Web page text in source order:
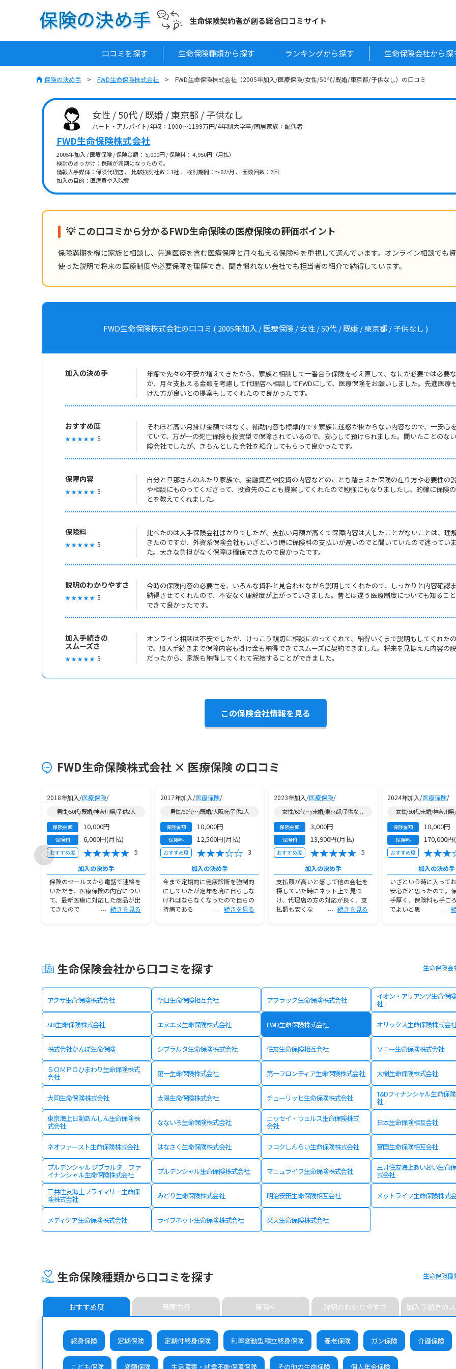
生命保険契約者が創る総合口コミサイト
口コミを探す 生命保険種類から探す ランキングから探す 生命保険会社から探
保険の決め手 FWD生命保険株式会社 FWD生命保険株式会社（2005年加入/医療保険/女性/50代/既婚/東京都/子供なし）の口コミ
女性 / 50代 / 既婚 / 東京都 / 子供なし
パート・アルバイト/年収：1000～1199万円/4年制大学卒/同居家族：配偶者
FWD生命保険株式会社
2005年加入 / 医療保険 / 保険金額： 5,000円 / 保険料： 4,950円（月払）
検討のきっかけ：保険が満期になったので。
情報入手媒体：保険代理店 、 比較検討社数：1社 、 検討期間：～6か月 、 面談回数：2回
加入の目的：医療費や入院費
💡 この口コミから分かるFWD生命保険の医療保険の評価ポイント
保険満期を機に家族と相談し、先進医療を含む医療保障と月々払える保険料を重視して選んでいます。オンライン相談でも
使った説明で将来の医療制度や必要保障を理解でき、聞き慣れない会社でも担当者の紹介で納得しています。
FWD生命保険株式会社の口コミ ( 2005年加入 / 医療保険 / 女性 / 50代 / 既婚 / 東京都 / 子供なし )
加入の決め手
年齢で先々の不安が増えてきたから、家族と相談して一番合う保険を考え直して、なにが必要では必要
か、月々支払える金額を考慮して代理店へ相談してFWDにして、医療保険をお願いしました。先進医療
けた方が良いとの提案もしてくれたので良かったです。
おすすめ度
★ ★ ★ ★ ★ 5
それほど高い月掛け金額ではなく、補助内容も標準的です家族に迷惑が掛からない内容なので、一安心
ていて、万が一の死亡保険も投資型で保障されているので、安心して預けられました。聞いたことのな
険会社でしたが、きちんとした会社を紹介してもらって良かったです。
保障内容
★ ★ ★ ★ ★ 5
自分と旦那さんのふたり家族で、金融資産や投資の内容などのことも踏まえた保険の在り方や必要性の
や相談にものってくださって、投資先のことも提案してくれたので勉強にもなりましたし、的確に保険
とを教えてくれました。
保険料
★ ★ ★ ★ ★ 5
比べたのは大手保険会社ばかりでしたが、支払い月額が高くて保障内容は大したことがないことは、理
きたのですが、外資系保険会社もいざという時に保険料の支払いが遅いのでと聞いていたので迷ってい
た。大きな負担がなく保障は確保できたので良かったです。
説明のわかりやすさ
★ ★ ★ ★ ★ 5
今時の保険内容の必要性を、いろんな資料と見合わせながら説明してくれたので、しっかりと内容確認
納得させてくれたので、不安なく理解度が上がっていきました。昔とは違う医療制度についても知るこ
できて良かったです。
加入手続きの
スムーズさ
★ ★ ★ ★ ★ 5
オンライン相談は不安でしたが、けっこう親切に相談にのってくれて、納得いくまで説明もしてくれたの
で、加入手続きまで保障内容も掛け金も納得できてスムーズに契約できました。将来を見据えた内容の
だったから、家族も納得してくれて完結することができました。
この保険会社情報を見る
FWD生命保険株式会社 × 医療保険 の口コミ
2018年加入/医療保険/
男性/50代/既婚/神奈川県/子供2人
保険金額 10,000円
保険料 6,000円(月払)
おすすめ度 5
加入の決め手
保険のセールスから電話で連絡を
いただき、医療保険の内容につい
て、最新医療に対応した商品が出
てきたので
続きを見る
2017年加入/医療保険/
男性/60代～/既婚/大阪府/子供2人
保険金額 10,000円
保険料 12,500円(月払)
おすすめ度 3
加入の決め手
今まで定期的に健康診断を強制的
にしていたが定年を境に自らしな
ければならなくなったので自らの
持病である
続きを見る
2023年加入/医療保険/
女性/60代～/未婚/東京都/子供なし
保険金額 3,000円
保険料 13,900円(月払)
おすすめ度 5
加入の決め手
支払額が高いと感じて他の会社を
探していた時にネット上で見つ
け、代理店の方の対応が良く、支
払額も安くな
続きを見る
2024年加入/医療保険/
女性/50代/未婚/神奈川県
保険金額 10,000円
保険料 170,000円
おすすめ度
加入の決め手
いざという時に入って
安心だと思ったので。
手厚く、保険料も手ご
でよいと思
生命保険会社から口コミを探す
アクサ生命保険株式会社 朝日生命保険相互会社 アフラック生命保険株式会社 イオン・アリアンツ生命保
社
SBI生命保険株式会社 エヌエヌ生命保険株式会社 FWD生命保険株式会社 オリックス生命保険株式会社
株式会社かんぽ生命保険 ジブラルタ生命保険株式会社 住友生命保険相互会社 ソニー生命保険株式会社
ＳＯＭＰＯひまわり生命保険株式
会社 第一生命保険株式会社 第一フロンティア生命保険株式会社 大樹生命保険株式会社
大同生命保険株式会社 太陽生命保険株式会社 チューリッヒ生命保険株式会社 T&Dフィナンシャル生命保
社
東京海上日動あんしん生命保険株
式会社 なないろ生命保険株式会社 ニッセイ・ウェルス生命保険株式
会社 日本生命保険相互会社
ネオファースト生命保険株式会社 はなさく生命保険株式会社 フコクしんらい生命保険株式会社 富国生命保険相互会社
プルデンシャル ジブラルタ ファ
イナンシャル生命保険株式会社 プルデンシャル生命保険株式会社 マニュライフ生命保険株式会社 三井住友海上あいおい生命
式会社
三井住友海上プライマリー生命保
険株式会社 みどり生命保険株式会社 明治安田生命保険相互会社 メットライフ生命保険株式
メディケア生命保険株式会社 ライフネット生命保険株式会社 楽天生命保険株式会社
生命保険会
生命保険種類から口コミを探す
おすすめ度 保障内容 保険料 説明のわかりやすさ 加入手続きの
終身保険 定期保険 定期付終身保険 利率変動型積立終身保険 養老保険 ガン保険 介護保険
こども保険 変額保険 生活障害・就業不能保障保険 その他の生命保険 個人年金保険
生命保険種